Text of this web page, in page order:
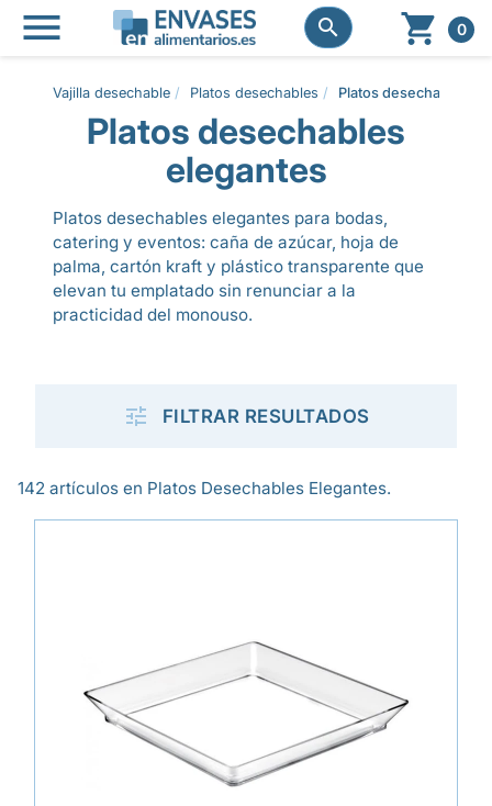
 
  0
Vajilla desechable Platos desechables Platos desechables
Platos desechables
elegantes
Platos desechables elegantes para bodas,
catering y eventos: caña de azúcar, hoja de
palma, cartón kraft y plástico transparente que
elevan tu emplatado sin renunciar a la
practicidad del monouso.
 FILTRAR RESULTADOS
142 artículos en Platos Desechables Elegantes.